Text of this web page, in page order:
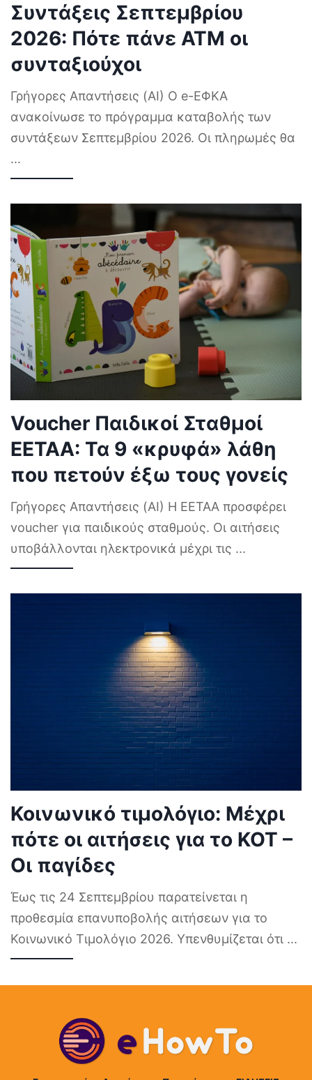
Συντάξεις Σεπτεμβρίου
2026: Πότε πάνε ΑΤΜ οι
συνταξιούχοι
Γρήγορες Απαντήσεις (AI) Ο e-ΕΦΚΑ
ανακοίνωσε το πρόγραμμα καταβολής των
συντάξεων Σεπτεμβρίου 2026. Οι πληρωμές θα
...
Voucher Παιδικοί Σταθμοί
ΕΕΤΑΑ: Τα 9 «κρυφά» λάθη
που πετούν έξω τους γονείς
Γρήγορες Απαντήσεις (AI) Η ΕΕΤΑΑ προσφέρει
voucher για παιδικούς σταθμούς. Οι αιτήσεις
υποβάλλονται ηλεκτρονικά μέχρι τις ...
Κοινωνικό τιμολόγιο: Μέχρι
πότε οι αιτήσεις για το ΚΟΤ –
Οι παγίδες
Έως τις 24 Σεπτεμβρίου παρατείνεται η
προθεσμία επανυποβολής αιτήσεων για το
Κοινωνικό Τιμολόγιο 2026. Υπενθυμίζεται ότι ...